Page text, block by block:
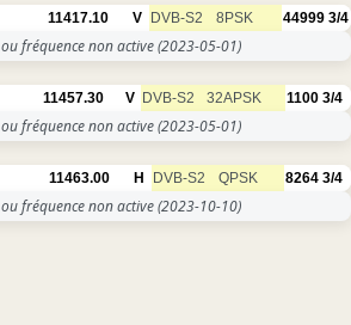
11417.10 V DVB-S2 8PSK 44999 3/4
fréquence non active(2023-05-01)
11457.30 V DVB-S2 32APSK 1100 3/4
fréquence non active(2023-05-01)
11463.00 H DVB-S2 QPSK 8264 3/4
fréquence non active(2023-10-10)